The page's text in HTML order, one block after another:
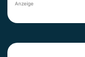
Anzeige